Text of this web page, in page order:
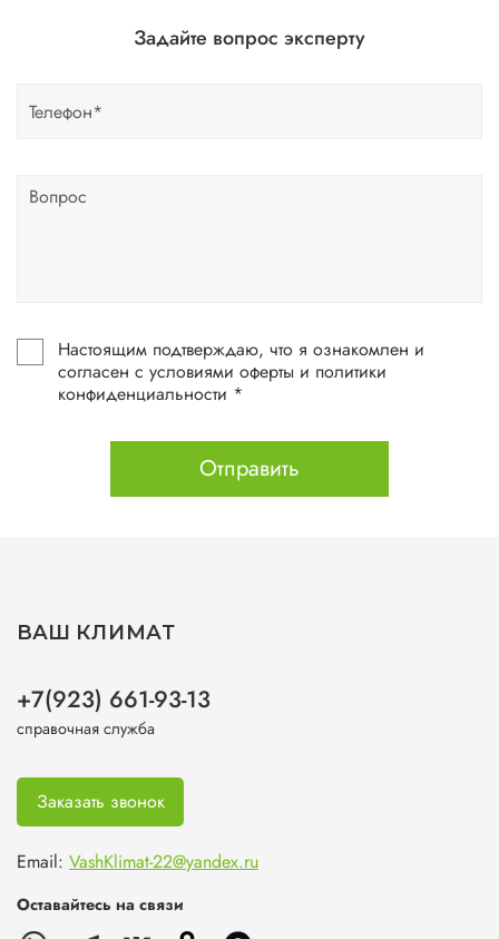
Задайте вопрос эксперту
Настоящим подтверждаю, что я ознакомлен и
согласен с условиями оферты и политики
конфиденциальности *
Отправить
ВАШ КЛИМАТ
+7(923) 661-93-13
справочная служба
Заказать звонок
Email: VashKlimat-22@yandex.ru
Оставайтесь на связи